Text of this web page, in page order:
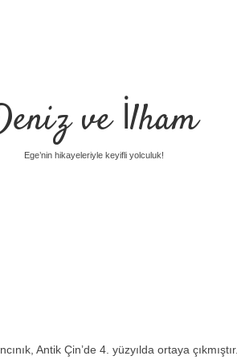
ve İlham
Ege’nin hikayeleriyle keyifli yolculuk!
Antik Çin’de 4. yüzyılda ortaya çıkmıştır.